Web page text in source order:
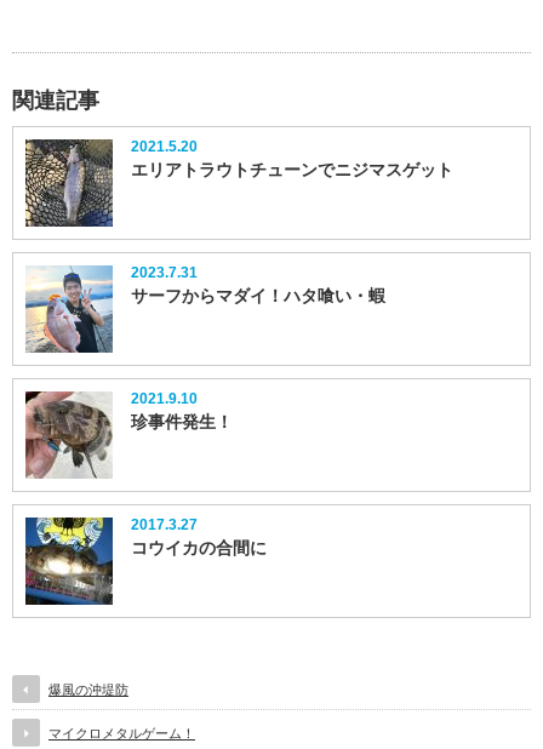
関連記事
2021.5.20
エリアトラウトチューンでニジマスゲット
2023.7.31
サーフからマダイ！ハタ喰い・蝦
2021.9.10
珍事件発生！
2017.3.27
コウイカの合間に
爆風の沖堤防
マイクロメタルゲーム！